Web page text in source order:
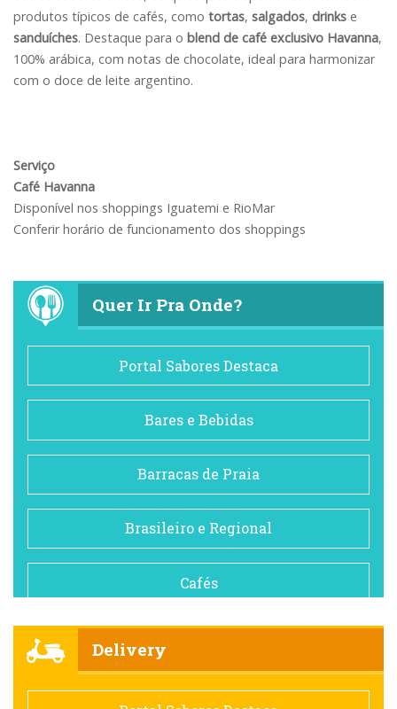
produtos típicos de cafés, como tortas, salgados, drinks e
sanduíches. Destaque para o blend de café exclusivo Havanna,
100% arábica, com notas de chocolate, ideal para harmonizar
com o doce de leite argentino.
Serviço
Café Havanna
Disponível nos shoppings Iguatemi e RioMar
Conferir horário de funcionamento dos shoppings
Quer Ir Pra Onde?
Portal Sabores Destaca
Bares e Bebidas
Barracas de Praia
Brasileiro e Regional
Cafés
Comida saudável
Delivery